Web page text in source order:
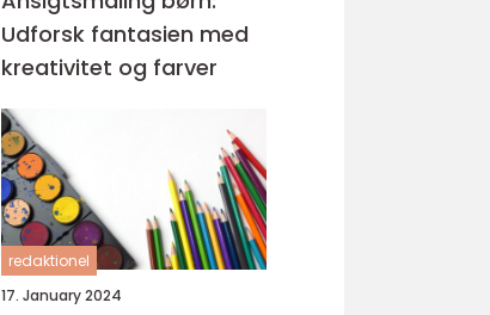
Udforsk fantasien med
kreativitet og farver
redaktionel
17. January 2024